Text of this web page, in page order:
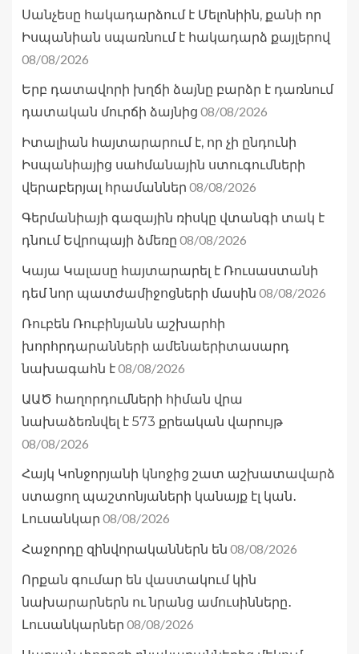
Սանչեսը հակադարձում է Մելոնիին, քանի որ
Իսպանիան սպառնում է հակադարձ քայլերով
08/08/2026
Երբ դատավորի խղճի ձայնը բարձր է դառնում
դատական մուրճի ձայնից 08/08/2026
Իտալիան հայտարարում է, որ չի ընդունի
Իսպանիայից սահմանային ստուգումների
վերաբերյալ հրամաններ 08/08/2026
Գերմանիայի գազային ռիսկը վտանգի տակ է
դնում Եվրոպայի ձմեռը 08/08/2026
Կայա Կալասը հայտարարել է Ռուսաստանի
դեմ նոր պատժամիջոցների մասին 08/08/2026
Ռուբեն Ռուբինյանն աշխարհի
խորհրդարանների ամենաերիտասարդ
նախագահն է08/08/2026
ԱԱԾ հաղորդումների հիման վրա
նախաձեռնվել է 573 քրեական վարույթ
08/08/2026
Հայկ Կոնջորյանի կնոջից շատ աշխատավարձ
ստացող պաշտոնյաների կանայք էլ կան․
Լուսանկար 08/08/2026
Հաջորդը զինվորականներն են 08/08/2026
Որքան գումար են վաստակում կին
նախարարներն ու նրանց ամուսինները․
Լուսանկարներ 08/08/2026